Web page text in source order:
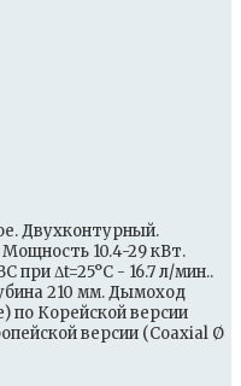
Двухконтурный.
10.4-29 кВт.
при Δt=25°С - 16.7 л/мин..
210 мм. Дымоход
по Корейской версии
версии (Coaxial Ø